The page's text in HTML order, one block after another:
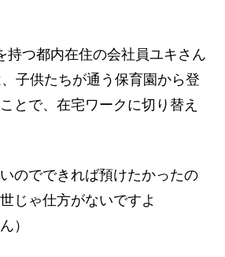
つ都内在住の会社員ユキさん
、子供たちが通う保育園から登
とで、在宅ワークに切り替え
のでできれば預けたかったの
じゃ仕方がないですよ
）